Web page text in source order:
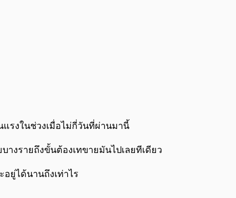
รงในช่วงเมื่อไม่กี่วันที่ผ่านมานี้
งรายถึงขั้นต้องเทขายมันไปเลยทีเดียว
ยู่ได้นานถึงเท่าไร